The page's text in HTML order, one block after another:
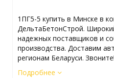
1ПГ5-5 купить в Минске в
ДельтаБетонСтрой.
надежных поставщиков и
производства. Доставим
регионам Беларуси. Звоните!
Подробнее